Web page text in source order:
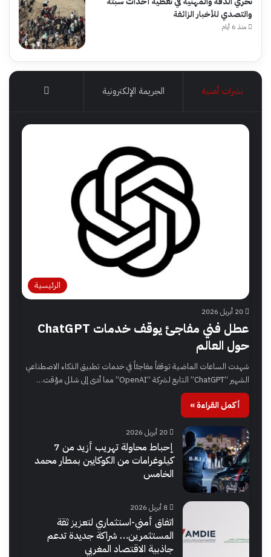
والتصدي للأخبار الزائفة
منذ 6 أيام
نشرات أمنية الجريمة الإلكترونية
الرئيسية
20 أبريل 2026
عطل فني مفاجئ يوقف خدمات ChatGPT
حول العالم
شهدت الساعات الماضية توقفاً مفاجئاً في خدمات تطبيق الذكاء الاصطناعي
الشهير “ChatGPT” التابع لشركة “OpenAI” مما أدى إلى شلل مؤقت…
أكمل القراءة »
20 أبريل 2026
إحباط محاولة تهريب أزيد من 7
كيلوغرامات من الكوكايين بمطار محمد
الخامس
8 أبريل 2026
اتفاق أمني-استثماري لتعزيز ثقة
المستثمرين… شراكة جديدة تدعم
جاذبية الاقتصاد المغربي